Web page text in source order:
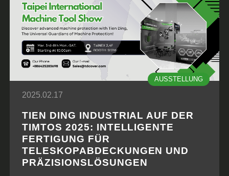
AUSSTELLUNG
2025.02.17
TIEN DING INDUSTRIAL AUF DER
TIMTOS 2025: INTELLIGENTE
FERTIGUNG FÜR
TELESKOPABDECKUNGEN UND
PRÄZISIONSLÖSUNGEN